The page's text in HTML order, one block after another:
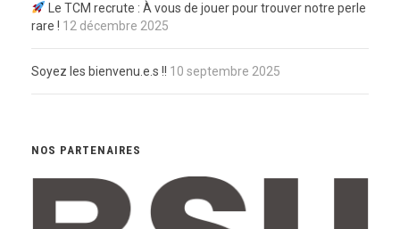
Le TCM recrute : À vous de jouer pour trouver notre perle
rare ! 12 décembre 2025
Soyez les bienvenu.e.s !! 10 septembre 2025
NOS PARTENAIRES
LEGEND WHEELS